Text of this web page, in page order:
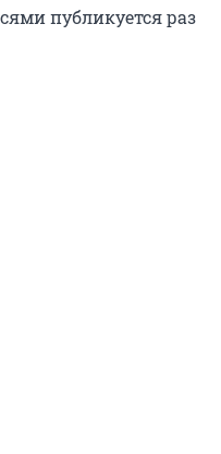
публикуется раз